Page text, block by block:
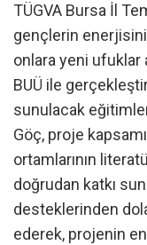
TÜGVA Bursa İl
gençlerin
onlara yeni ufuklar
BUÜ ile
sunulacak
Göç, proje
ortamlarının
doğrudan katkı
desteklerinden
ederek, projenin